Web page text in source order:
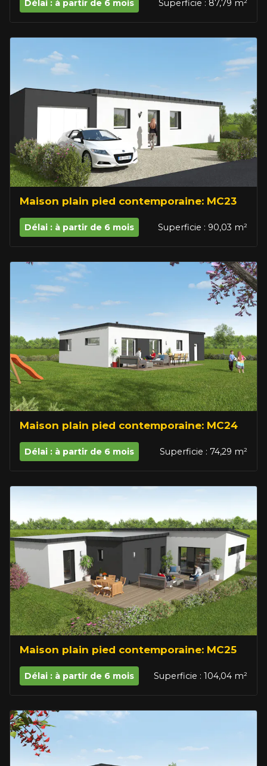
Délai : à partir de 6 mois Superficie : 87,79 m²
Maison plain pied contemporaine: MC23
Délai : à partir de 6 mois Superficie : 90,03 m²
Maison plain pied contemporaine: MC24
Délai : à partir de 6 mois Superficie : 74,29 m²
Maison plain pied contemporaine: MC25
Délai : à partir de 6 mois Superficie : 104,04 m²